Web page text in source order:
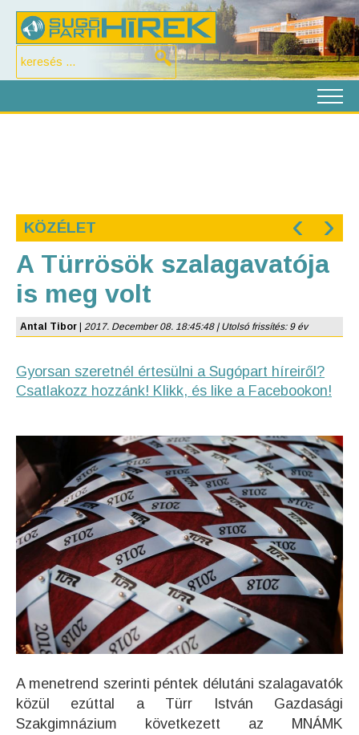
KÖZÉLET ‹ ›
A Türrösök szalagavatója
is meg volt
Antal Tibor 2017. December 08. 18:45:48 | Utolsó frissítés: 9 év
Gyorsan szeretnél értesülni a Sugópart híreiről?
Csatlakozz hozzánk! Klikk, és like a Facebookon!
A menetrend szerinti péntek délutáni szalagavatók
közül ezúttal a Türr István Gazdasági
Szakgimnázium következett az MNÁMK